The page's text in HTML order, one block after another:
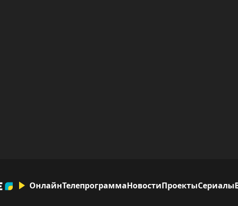
ОнлайнТелепрограммаНовостиПроектыСериалы